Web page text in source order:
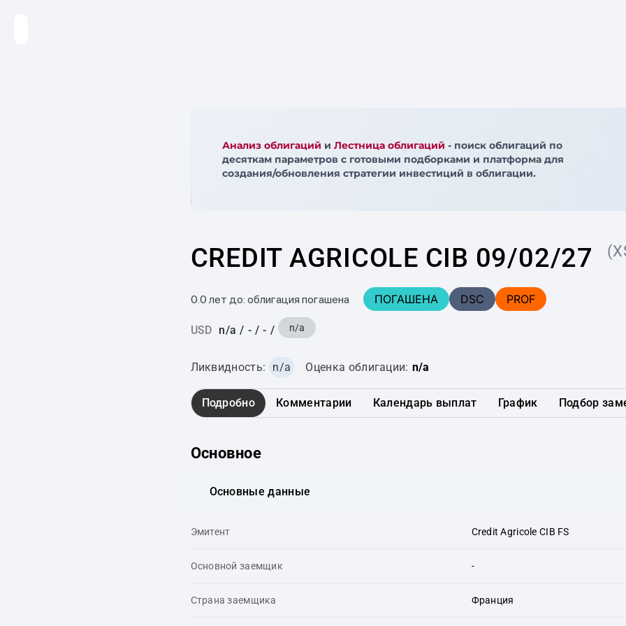
Анализ облигаций и Лестница облигаций - поиск облигаций по
десяткам параметров с готовыми подборками и платформа для
создания/обновления стратегии инвестиций в облигации.
CREDIT AGRICOLE CIB 09/02/27
0.0 лет до: облигация погашена ПОГАШЕНА DSC PROF
USD n/a / - / - / n/a
Ликвидность: n/a Оценка облигации: n/a
Подробно Комментарии Календарь выплат График Подбор
Основное
Основные данные
Эмитент Credit Agricole CIB FS
Основной заемщик -
Страна заемщика Франция